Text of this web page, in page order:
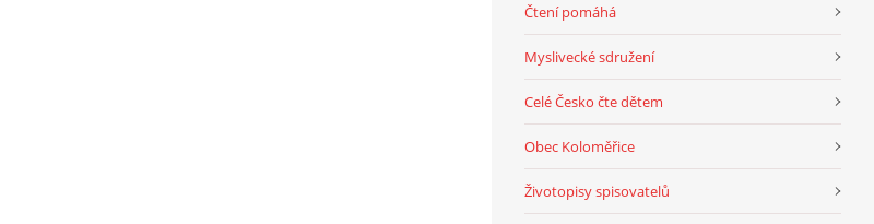
Čtení pomáhá
Myslivecké sdružení
Celé Česko čte dětem
Obec Koloměřice
Životopisy spisovatelů